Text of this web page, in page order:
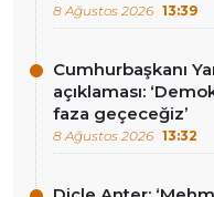
8 Ağustos 2026 13:39
Cumhurbaşkanı
açıklaması:
faza geçeceğiz’
8 Ağustos 2026 13:32